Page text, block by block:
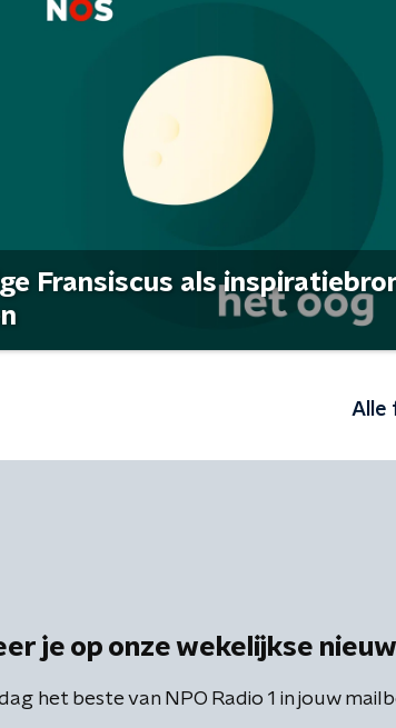
Fransiscus als
Alle
je op onze wekelijkse
het beste van NPO Radio 1 in jouw